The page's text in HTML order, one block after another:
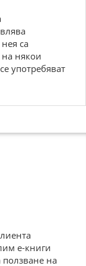
са
някои
употребяват
е-книги
ползване на